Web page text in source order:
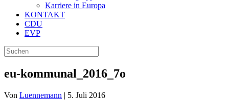
Karriere in Europa
KONTAKT
CDU
EVP
eu-kommunal_2016_7o
Von Luennemann | 5. Juli 2016